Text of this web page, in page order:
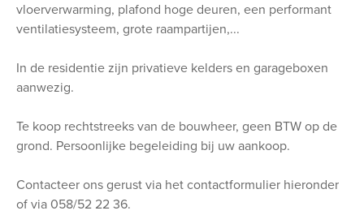
vloerverwarming, plafond hoge deuren, een performant
ventilatiesysteem, grote raampartijen,...
In de residentie zijn privatieve kelders en garageboxen
aanwezig.
Te koop rechtstreeks van de bouwheer, geen BTW op de
grond. Persoonlijke begeleiding bij uw aankoop.
Contacteer ons gerust via het contactformulier hieronder
of via 058/52 22 36.